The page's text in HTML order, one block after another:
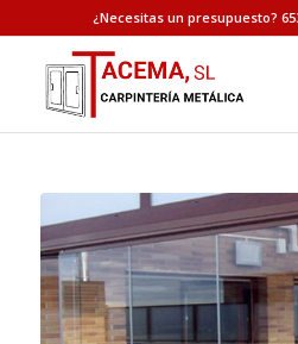
¿Necesitas un presupuesto?